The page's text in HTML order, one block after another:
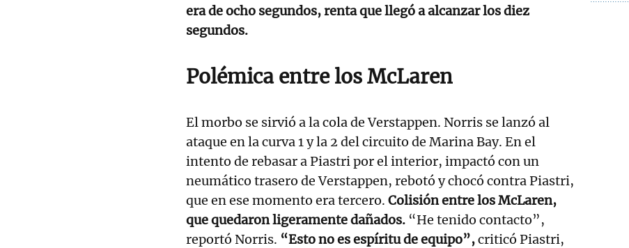
era de ocho segundos, renta que llegó a alcanzar los diez
segundos.
Polémica entre los McLaren
El morbo se sirvió a la cola de Verstappen. Norris se lanzó al
ataque en la curva 1 y la 2 del circuito de Marina Bay. En el
intento de rebasar a Piastri por el interior, impactó con un
neumático trasero de Verstappen, rebotó y chocó contra Piastri,
que en ese momento era tercero. Colisión entre los McLaren,
que quedaron ligeramente dañados. “He tenido contacto”,
reportó Norris. “Esto no es espíritu de equipo”,criticó Piastri,